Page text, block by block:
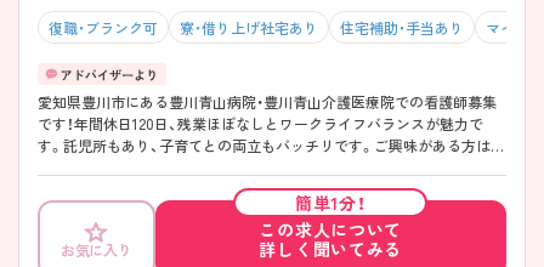
復職・ブランク可 寮・借り上げ社宅あり 住宅補助・手当あり マイカ
愛知県豊川市にある豊川青山病院・豊川青山介護医療院での看護師募集
です！年間休日120日、残業ほぼなしとワークライフバランスが魅力で
す。託児所もあり、子育てとの両立もバッチリです。ご興味がある方は、
お気に入り
簡単1分！
この求人について
詳しく聞いてみる